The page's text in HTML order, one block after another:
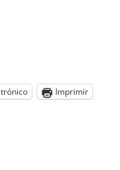
Imprimir